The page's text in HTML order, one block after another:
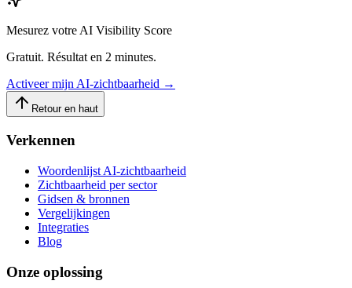
Mesurez votre AI Visibility Score
Gratuit. Résultat en 2 minutes.
Activeer mijn AI-zichtbaarheid →
Retour en haut
Verkennen
Woordenlijst AI-zichtbaarheid
Zichtbaarheid per sector
Gidsen & bronnen
Vergelijkingen
Integraties
Blog
Onze oplossing